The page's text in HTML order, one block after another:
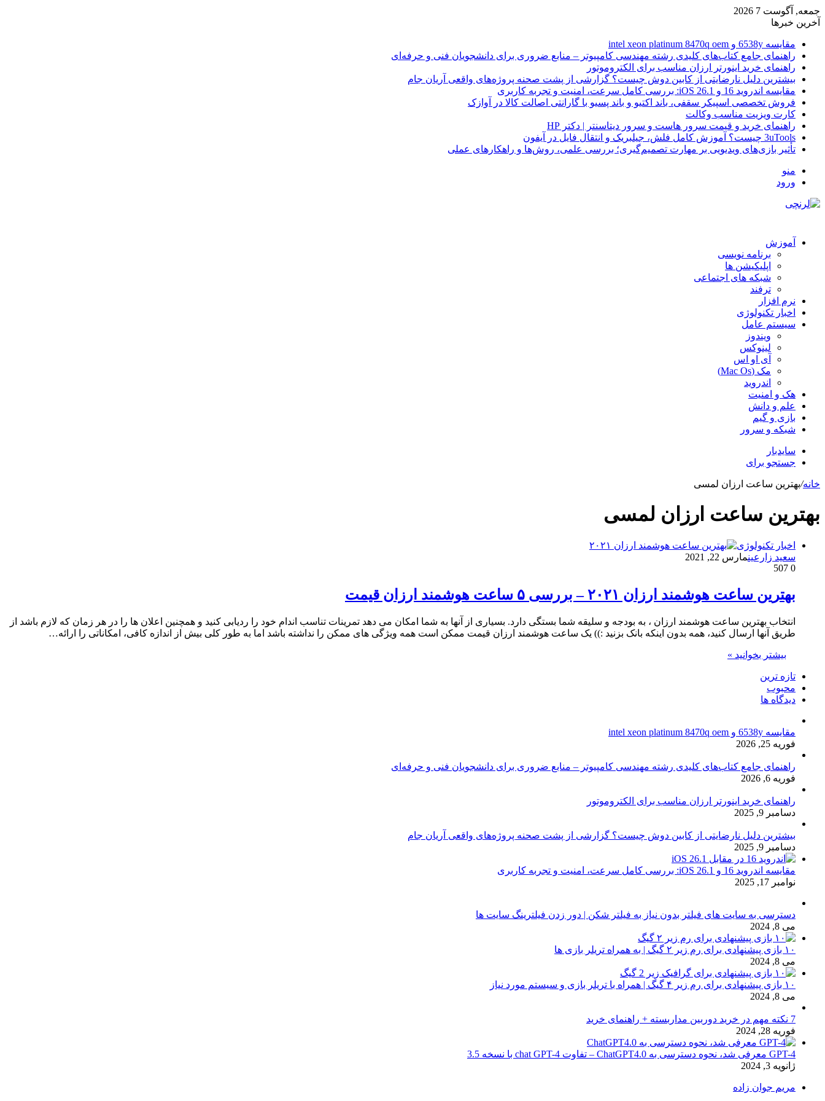
جمعه, آگوست 7 2026
آخرین خبرها
مقایسه 6538y و intel xeon platinum 8470q oem
راهنمای جامع کتاب‌های کلیدی رشته مهندسی کامپیوتر – منابع ضروری برای دانشجویان فنی و حرفه‌ای
راهنمای خرید اینورتر ارزان مناسب برای الکتروموتور
بیشترین دلیل نارضایتی از کابین دوش چیست؟ گزارشی از پشت صحنه پروژه‌های واقعی آریان جام
مقایسه اندروید 16 و iOS 26.1: بررسی کامل سرعت، امنیت و تجربه کاربری
فروش تخصصی اسپیکر سقفی، باند اکتیو و باند پسیو با گارانتی اصالت کالا در آوازک
کارت ویزیت مناسب وکالت
راهنمای خرید و قیمت سرور هاست و سرور دیتاسنتر | دکتر HP
3uTools چیست؟ آموزش کامل فلش، جیلبریک و انتقال فایل در آیفون
تأثیر بازی‌های ویدیویی بر مهارت تصمیم‌گیری؛ بررسی علمی، روش‌ها و راهکارهای عملی
منو
ورود
آموزش
برنامه نویسی
اپلیکیشن ها
شبکه های اجتماعی
ترفند
نرم افزار
اخبار تکنولوژی
سیستم عامل
ویندوز
لینوکس
آی او اس
مک (Mac Os)
اندروید
هک و امنیت
علم و دانش
بازی و گیم
شبکه و سرور
سایدبار
جستجو برای
خانه/بهترین ساعت ارزان لمسی
بهترین ساعت ارزان لمسی
اخبار تکنولوژی
سعید زارعینمارس 22, 2021
0
بهترین ساعت هوشمند ارزان ۲۰۲۱ – بررسی ۵ ساعت هوشمند ارزان قیمت
انتخاب بهترین ساعت هوشمند ارزان ، به بودجه و سلیقه شما بستگی دارد. بسیاری از آنها به شما امکان می دهد تمرینات تناسب اندام خود را ردیابی کنید و همچنین اعلان ها را در هر زمان که لازم باشد از
طریق آنها ارسال کنید، همه بدون اینکه بانک بزنید :)) یک ساعت هوشمند ارزان قیمت ممکن است همه ویژگی های ممکن را نداشته باشد اما به طور کلی بیش از اندازه کافی، امکاناتی را ارائه…
بیشتر بخوانید »
تازه ترین
محبوب
دیدگاه ها
مقایسه 6538y و intel xeon platinum 8470q oem
فوریه 25, 2026
راهنمای جامع کتاب‌های کلیدی رشته مهندسی کامپیوتر – منابع ضروری برای دانشجویان فنی و حرفه‌ای
فوریه 6, 2026
راهنمای خرید اینورتر ارزان مناسب برای الکتروموتور
دسامبر 9, 2025
بیشترین دلیل نارضایتی از کابین دوش چیست؟ گزارشی از پشت صحنه پروژه‌های واقعی آریان جام
دسامبر 9, 2025
مقایسه اندروید 16 و iOS 26.1: بررسی کامل سرعت، امنیت و تجربه کاربری
نوامبر 17, 2025
دسترسی به سایت های فیلتر بدون نیاز به فیلتر شکن | دور زدن فیلترینگ سایت ها
می 8, 2024
۱۰ بازی پیشنهادی برای رم زیر ۲ گیگ | به همراه تریلر بازی ها
می 8, 2024
۱۰ بازی پیشنهادی برای رم زیر ۴ گیگ | همراه با تریلر بازی و سیستم مورد نیاز
می 8, 2024
7 نکته مهم در خرید دوربین مداربسته + راهنمای خرید
فوریه 28, 2024
GPT-4 معرفی شد، نحوه دسترسی به ChatGPT4.0 – تفاوت chat GPT-4 با نسخه 3.5
ژانویه 3, 2024
مریم جوان زاده